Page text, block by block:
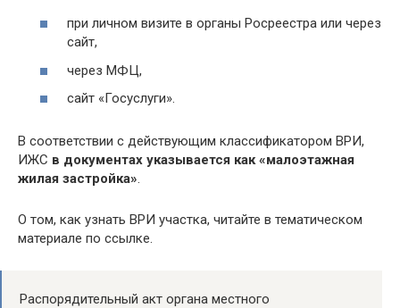
при личном визите в органы Росреестра или через
сайт,
через МФЦ,
сайт «Госуслуги».
В соответствии с действующим классификатором ВРИ,
ИЖС в документах указывается как «малоэтажная
жилая застройка».
О том, как узнать ВРИ участка, читайте в тематическом
материале по ссылке.
Распорядительный акт органа местного